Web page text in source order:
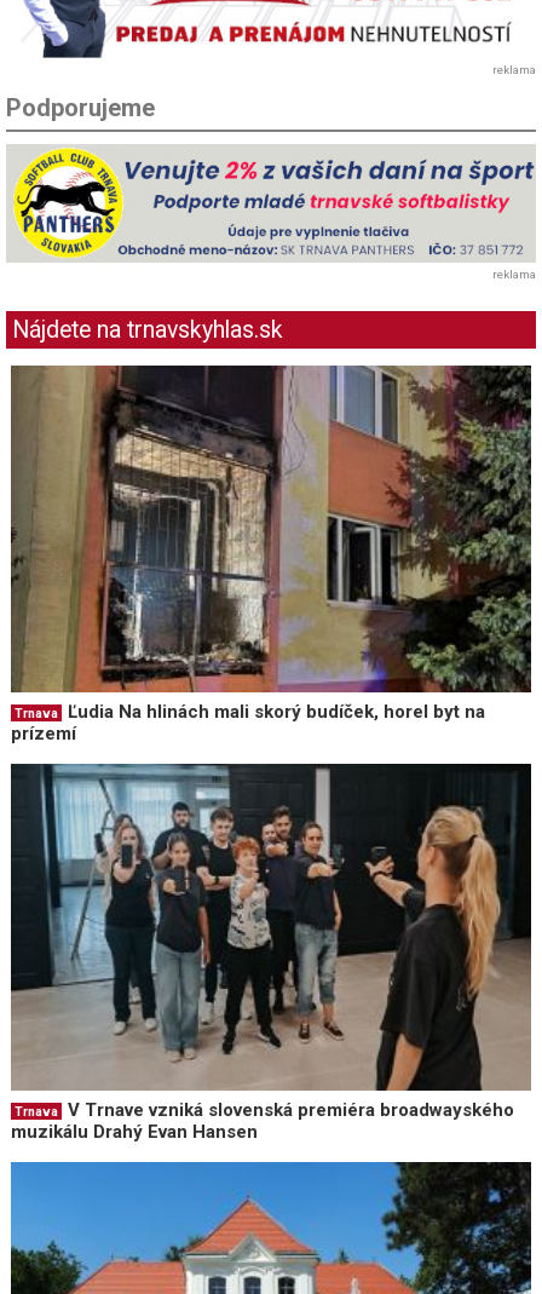
reklama
Podporujeme
reklama
Nájdete na trnavskyhlas.sk
Trnava
Ľudia Na hlinách mali skorý budíček, horel byt na
prízemí
Trnava
V Trnave vzniká slovenská premiéra broadwayského
muzikálu Drahý Evan Hansen